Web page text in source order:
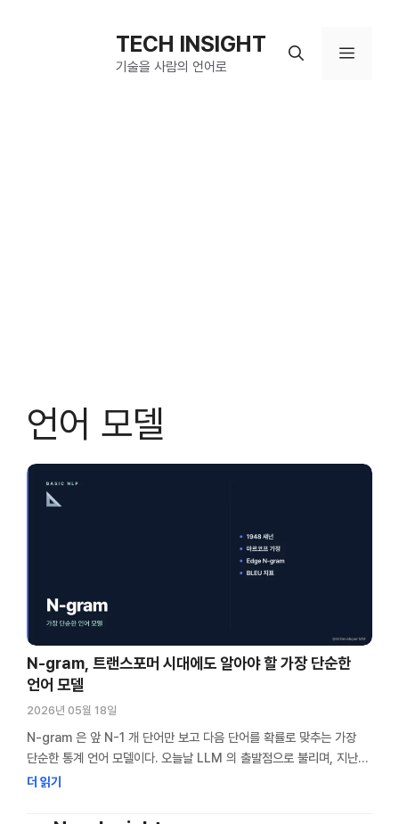
TECH INSIGHT
기술을 사람의 언어로
메
언어 모델
N-gram, 트랜스포머 시대에도 알아야 할 가장 단순한
언어 모델
2026년 05월 18일
N-gram 은 앞 N-1 개 단어만 보고 다음 단어를 확률로 맞추는 가장
단순한 통계 언어 모델이다. 오늘날 LLM 의 출발점으로 불리며, 지난
50여 년 동안 자연어 처리 기술의 기반 역할을 해왔다. 트랜스포머가
을 만난 건 2020년이었다. 자연어 처리를 막 공부하던 시기였고,
더 읽기